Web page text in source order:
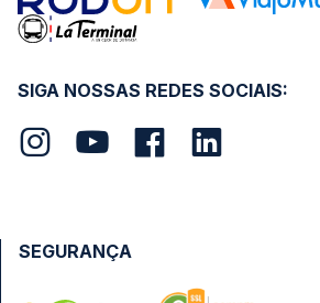
SIGA NOSSAS REDES SOCIAIS:
SEGURANÇA